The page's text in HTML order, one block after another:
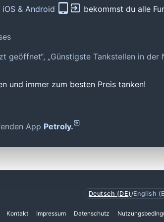
& Android
bekommst du alle
geöffnet“, „Günstigste Tankstellen in der
und immer zum besten Preis tanken!
App Petroly.
Deutsch (DE) /English
Kontakt Impressum Datenschutz